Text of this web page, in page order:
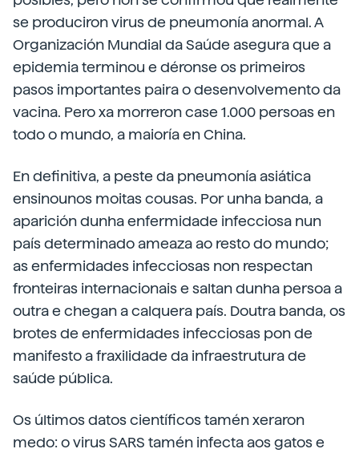
se produciron virus de pneumonía anormal. A
Organización Mundial da Saúde asegura que a
epidemia terminou e déronse os primeiros
pasos importantes paira o desenvolvemento da
vacina. Pero xa morreron case 1.000 persoas en
todo o mundo, a maioría en China.
En definitiva, a peste da pneumonía asiática
ensinounos moitas cousas. Por unha banda, a
aparición dunha enfermidade infecciosa nun
país determinado ameaza ao resto do mundo;
as enfermidades infecciosas non respectan
fronteiras internacionais e saltan dunha persoa a
outra e chegan a calquera país. Doutra banda, os
brotes de enfermidades infecciosas pon de
manifesto a fraxilidade da infraestrutura de
saúde pública.
Os últimos datos científicos tamén xeraron
medo: o virus SARS tamén infecta aos gatos e